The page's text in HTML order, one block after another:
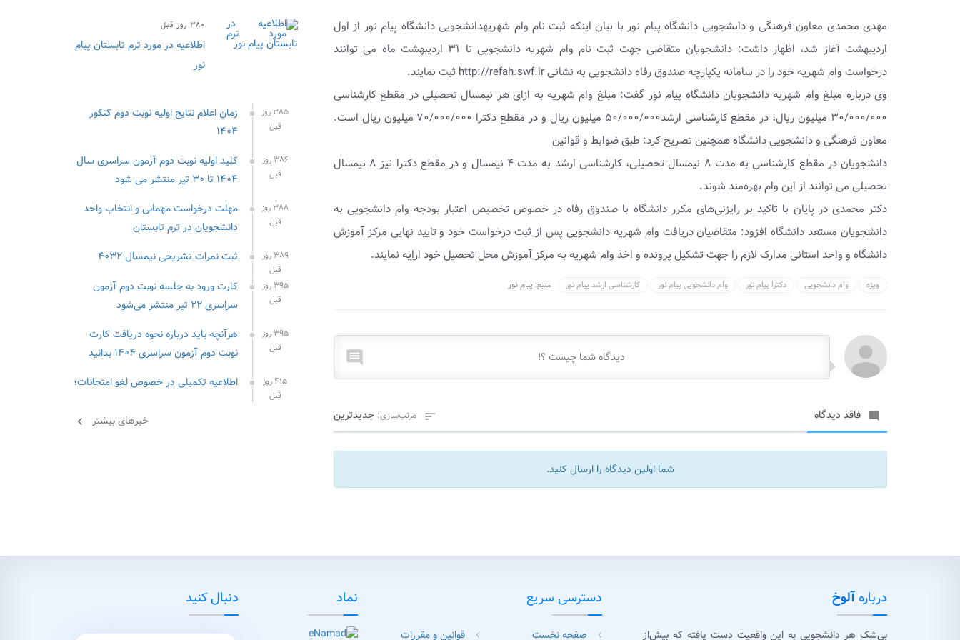
مهدی محمدی معاون فرهنگی و دانشجویی دانشگاه پیام نور با بیان اینکه ثبت نام وام شهریهدانشجویی دانشگاه پیام نور از اول
اردیبهشت آغاز شد، اظهار داشت: دانشجویان متقاضی جهت ثبت نام وام شهریه دانشجویی تا ۳۱ اردیبهشت ماه می توانند
درخواست وام شهریه خود را در سامانه یکپارچه صندوق رفاه دانشجویی به نشانی http://refah.swf.ir ثبت نمایند.
وی درباره مبلغ وام شهریه دانشجویان دانشگاه پیام نور گفت: مبلغ وام شهریه به ازای هر نیمسال تحصیلی در مقطع کارشناسی
۳۰/۰۰۰/۰۰۰ میلیون ریال، در مقطع کارشناسی ارشد۵۰/۰۰۰/۰۰۰ میلیون ریال و در مقطع دکترا ۷۰/۰۰۰/۰۰۰ میلیون ریال است.
معاون فرهنگی و دانشجویی دانشگاه همچنین تصریح کرد: طبق ضوابط و قوانین
دانشجویان در مقطع کارشناسی به مدت ۸ نیمسال تحصیلی، کارشناسی ارشد به مدت ۴ نیمسال و در مقطع دکترا نیز ۸ نیمسال
تحصیلی می توانند از این وام بهره‌مند شوند.
دکتر محمدی در پایان با تاکید بر رایزنی‌های مکرر دانشگاه با صندوق رفاه در خصوص تخصیص اعتبار بودجه وام دانشجویی به
دانشجویان مستعد دانشگاه افزود: متقاضیان دریافت وام شهریه دانشجویی پس از ثبت درخواست خود و تایید نهایی مرکز آموزش
دانشگاه و واحد استانی مدارک لازم را جهت تشکیل پرونده و اخذ وام شهریه به مرکز آموزش محل تحصیل خود اراِیه نمایند.
ویژه وام دانشجویی دکترا پیام نور وام دانشجویی پیام نور کارشناسی ارشد پیام نور منبع: پیام نور

 فاقد دیدگاه مرتب‌سازی: جدیدترین 
شما اولین دیدگاه را ارسال کنید.
۳۸۰ روز قبل
اطلاعیه در مورد ترم تابستان پیام
نور
۳۸۵ روز
قبل
زمان اعلام نتایج اولیه نوبت دوم کنکور
۱۴۰۴
۳۸۶ روز
قبل
کلید اولیه نوبت دوم آزمون سراسری سال
۱۴۰۴ تا ۳۰ تیر منتشر می شود
۳۸۸ روز
قبل
مهلت درخواست مهمانی و انتخاب واحد
دانشجویان در ترم تابستان
۳۸۹ روز
قبل
ثبت نمرات تشریحی نیمسال ۴۰۳۲
۳۹۵ روز
قبل
کارت ورود به جلسه نوبت دوم آزمون
سراسری ۲۲ تیر منتشر می‌شود
۳۹۵ روز
قبل
هرآنچه باید درباره نحوه دریافت کارت
نوبت دوم آزمون سراسری ۱۴۰۴ بدانید
۴۱۵ روز
قبل
اطلاعیه تکمیلی در خصوص لغو امتحانات؛
خبرهای بیشتر chevron_left
درباره آلوخ
بی‌شک هر دانشجویی به این واقعیت دست یافته که بیش‌از
دسترسی سریع
chevron_left صفحه نخست chevron_left قوانین و مقررات
نماد دنبال کنید